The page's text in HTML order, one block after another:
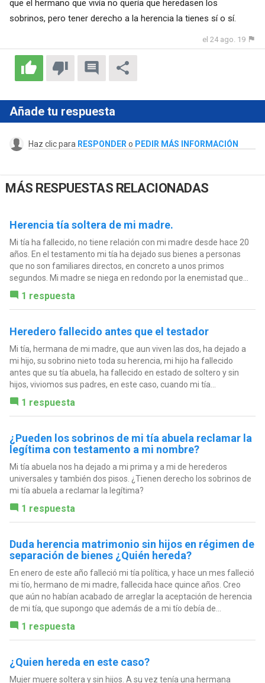
que el hermano que vivía no quería que heredasen los
sobrinos, pero tener derecho a la herencia la tienes sí o sí.
el 24 ago. 19
Añade tu respuesta
Haz clic para RESPONDER o PEDIR MÁS INFORMACIÓN
MÁS RESPUESTAS RELACIONADAS
Herencia tía soltera de mi madre.
Mi tía ha fallecido, no tiene relación con mi madre desde hace 20
años. En el testamento mi tía ha dejado sus bienes a personas
que no son familiares directos, en concreto a unos primos
segundos. Mi madre se niega en redondo por la enemistad que...
1 respuesta
Heredero fallecido antes que el testador
Mi tía, hermana de mi madre, que aun viven las dos, ha dejado a
mi hijo, su sobrino nieto toda su herencia, mi hijo ha fallecido
antes que su tía abuela, ha fallecido en estado de soltero y sin
hijos, viviomos sus padres, en este caso, cuando mi tía...
1 respuesta
¿Pueden los sobrinos de mi tía abuela reclamar la
legítima con testamento a mi nombre?
Mi tía abuela nos ha dejado a mi prima y a mi de herederos
universales y también dos pisos. ¿Tienen derecho los sobrinos de
mi tía abuela a reclamar la legítima?
1 respuesta
Duda herencia matrimonio sin hijos en régimen de
separación de bienes ¿Quién hereda?
En enero de este año falleció mi tía política, y hace un mes falleció
mi tío, hermano de mi madre, fallecida hace quince años. Creo
que aún no habían acabado de arreglar la aceptación de herencia
de mi tía, que supongo que además de a mi tío debía de...
1 respuesta
¿Quien hereda en este caso?
Mujer muere soltera y sin hijos. A su vez tenía una hermana